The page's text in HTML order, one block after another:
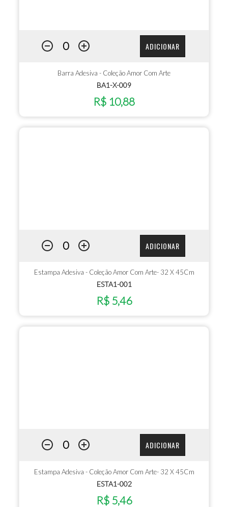
ADICIONAR
Barra Adesiva - Coleção Amor Com Arte
BA1-X-009
R$ 10,88
ADICIONAR
Estampa Adesiva - Coleção Amor Com Arte- 32 X 45Cm
ESTA1-001
R$ 5,46
ADICIONAR
Estampa Adesiva - Coleção Amor Com Arte- 32 X 45Cm
ESTA1-002
R$ 5,46